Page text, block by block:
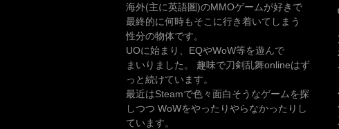
海外(主に英語圏)のMMOゲームが好きで
最終的に何時もそこに行き着いてしまう
性分の物体です。
UOに始まり、EQやWoW等を遊んで
まいりました。 趣味で刀剣乱舞onlineはず
っと続けています。
最近はSteamで色々面白そうなゲームを探
しつつ WoWをやったりやらなかったりし
ています。